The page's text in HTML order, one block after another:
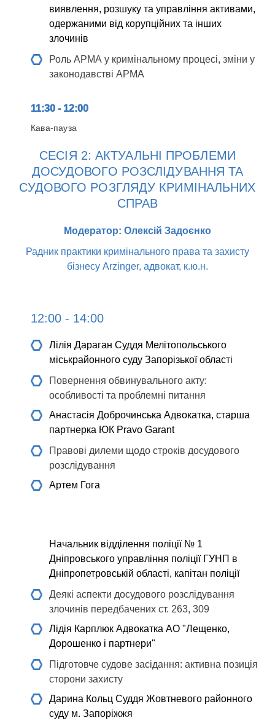
виявлення, розшуку та управління активами,
одержаними від корупційних та інших
злочинів
Роль АРМА у кримінальному процесі, зміни у
законодавстві АРМА
11:30 - 12:00
Кава-пауза
СЕСІЯ 2: АКТУАЛЬНІ ПРОБЛЕМИ
ДОСУДОВОГО РОЗСЛІДУВАННЯ ТА
СУДОВОГО РОЗГЛЯДУ КРИМІНАЛЬНИХ
СПРАВ
Модератор: Олексій Задоєнко
Радник практики кримінального права та захисту
бізнесу Arzinger, адвокат, к.ю.н.
12:00 - 14:00
Лілія Дараган Cуддя Мелітопольського
міськрайонного суду Запорізької області
Повернення обвинувального акту:
особливості та проблемні питання
Анастасія Доброчинська Адвокатка, старша
партнерка ЮК Pravo Garant
Правові дилеми щодо строків досудового
розслідування
Артем Гога
Начальник відділення поліції № 1
Дніпровського управління поліції ГУНП в
Дніпропетровській області, капітан поліції
Деякі аспекти досудового розслідування
злочинів передбачених ст. 263, 309
Лідія Карплюк Адвокатка АО "Лещенко,
Дорошенко і партнери"
Підготовче судове засідання: активна позиція
сторони захисту
Дарина Кольц Суддя Жовтневого районного
суду м. Запоріжжя